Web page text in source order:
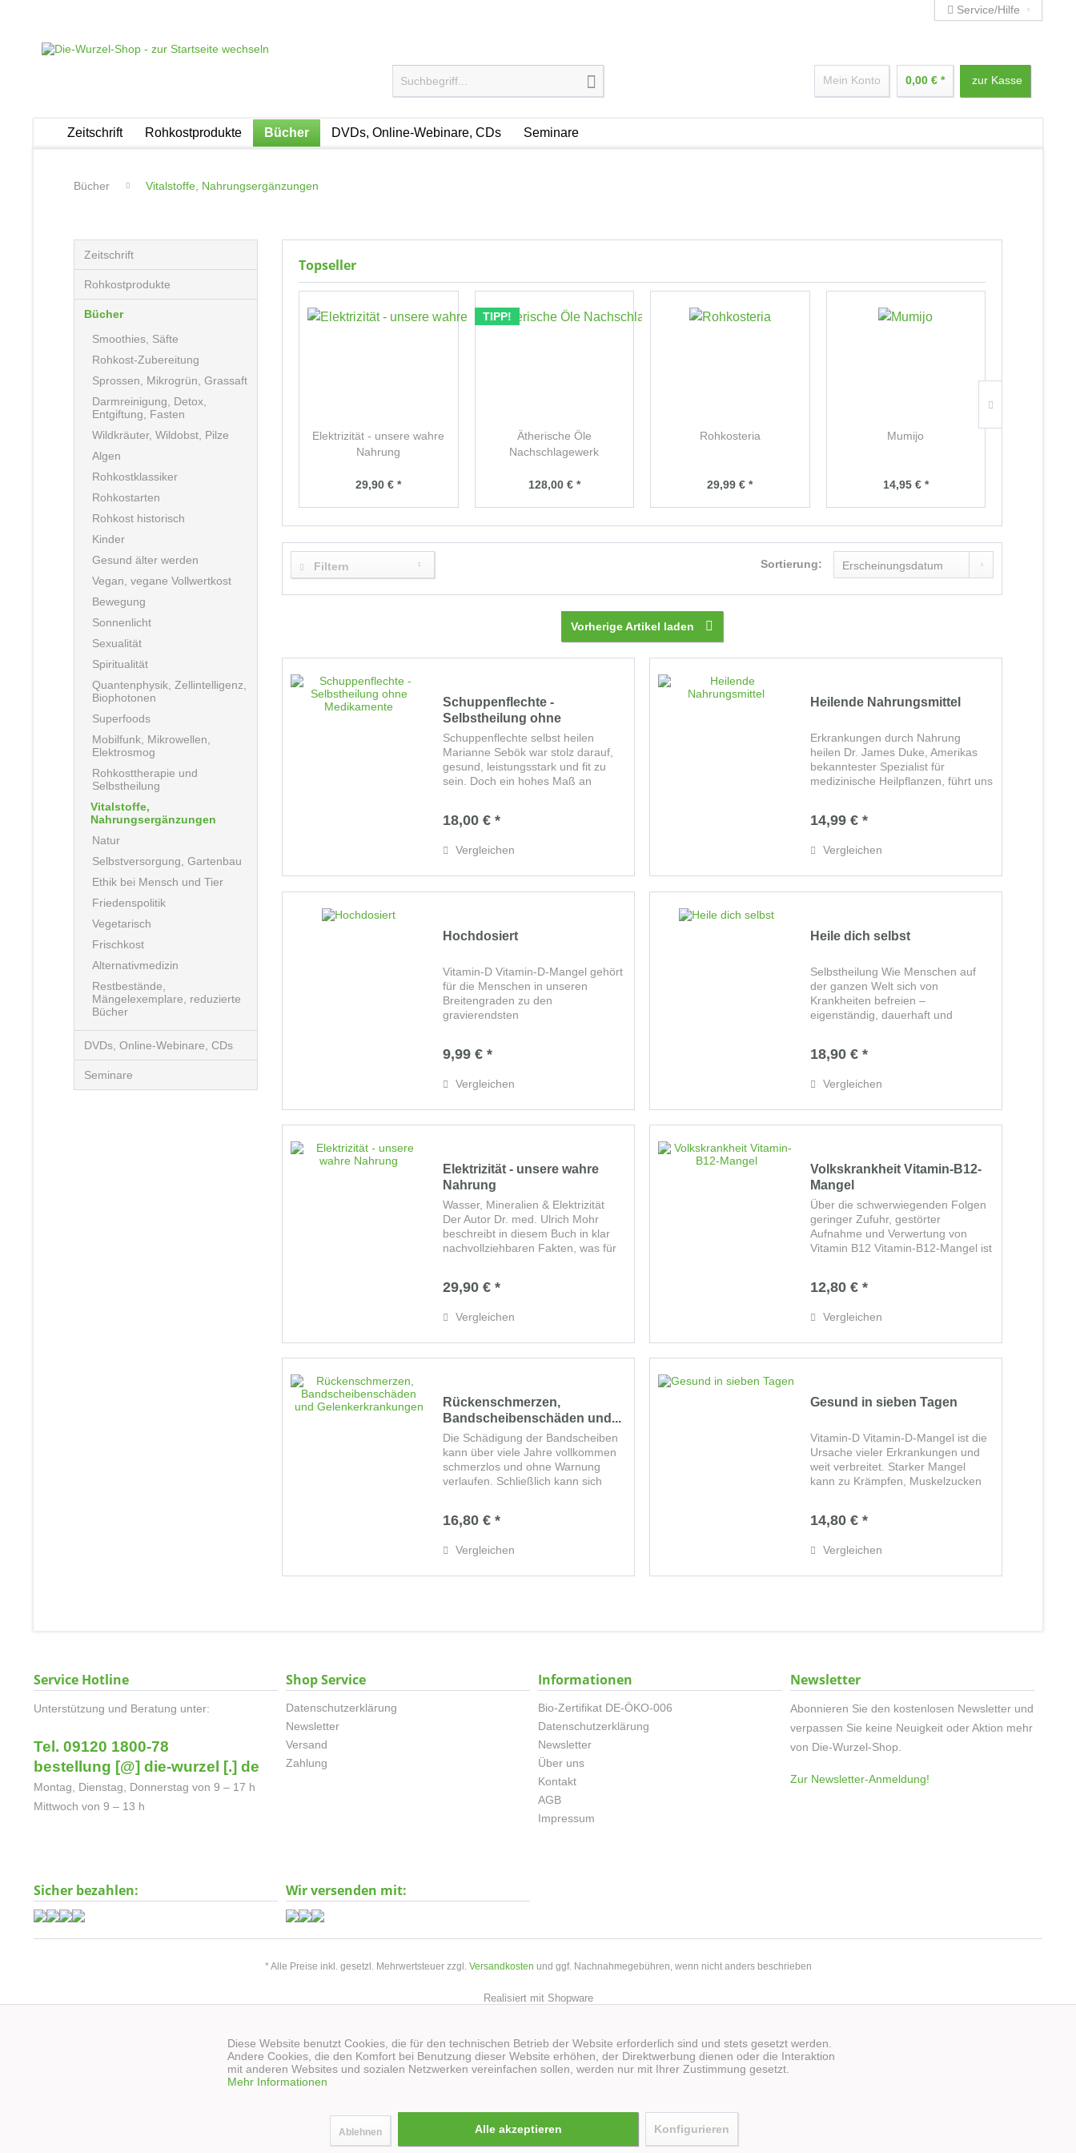
Service/Hilfe
Mein Konto 0,00 € * zur Kasse
Zeitschrift Rohkostprodukte Bücher DVDs, Online-Webinare, CDs Seminare
Bücher Vitalstoffe, Nahrungsergänzungen
Zeitschrift
Rohkostprodukte
Bücher
Smoothies, Säfte
Rohkost-Zubereitung
Sprossen, Mikrogrün, Grassaft
Darmreinigung, Detox,
Entgiftung, Fasten
Wildkräuter, Wildobst, Pilze
Algen
Rohkostklassiker
Rohkostarten
Rohkost historisch
Kinder
Gesund älter werden
Vegan, vegane Vollwertkost
Bewegung
Sonnenlicht
Sexualität
Spiritualität
Quantenphysik, Zellintelligenz,
Biophotonen
Superfoods
Mobilfunk, Mikrowellen,
Elektrosmog
Rohkosttherapie und
Selbstheilung
Vitalstoffe,
Nahrungsergänzungen
Natur
Selbstversorgung, Gartenbau
Ethik bei Mensch und Tier
Friedenspolitik
Vegetarisch
Frischkost
Alternativmedizin
Restbestände,
Mängelexemplare, reduzierte
Bücher
DVDs, Online-Webinare, CDs
Seminare
Topseller
Elektrizität - unsere wahre
Nahrung
29,90 € *
TIPP!
Ätherische Öle
Nachschlagewerk
128,00 € *
Rohkosteria
29,99 € *
Mumijo
14,95 € *
Filtern Sortierung:
Vorherige Artikel laden
Schuppenflechte -
Selbstheilung ohne
Medikamente
Schuppenflechte selbst heilen
Marianne Sebök war stolz darauf,
gesund, leistungsstark und fit zu
sein. Doch ein hohes Maß an
roten Pünktchen an den Beinen. Ihr
18,00 € *
Vergleichen
Heilende Nahrungsmittel
Erkrankungen durch Nahrung
heilen Dr. James Duke, Amerikas
bekanntester Spezialist für
medizinische Heilpflanzen, führt uns
Pflanzenwirkstoffe. In diesem
hat...
14,99 € *
Vergleichen
Hochdosiert
Vitamin-D Vitamin-D-Mangel gehört
für die Menschen in unseren
Breitengraden zu den
gravierendsten
Wintermonate sind wir
„Sonnenschein“-Hormon...
9,99 € *
Vergleichen
Heile dich selbst
Selbstheilung Wie Menschen auf
der ganzen Welt sich von
Krankheiten befreien –
eigenständig, dauerhaft und
leidenschaftlichste und
18,90 € *
Vergleichen
Elektrizität - unsere wahre
Nahrung
Wasser, Mineralien & Elektrizität
Der Autor Dr. med. Ulrich Mohr
beschreibt in diesem Buch in klar
nachvollziehbaren Fakten, was für
tatsächlich notwendig ist. Schon vor
29,90 € *
Vergleichen
Volkskrankheit Vitamin-B12-
Mangel
Über die schwerwiegenden Folgen
geringer Zufuhr, gestörter
Aufnahme und Verwertung von
Vitamin B12 Vitamin-B12-Mangel ist
Die Folgen eines langjährigen
12,80 € *
Vergleichen
Rückenschmerzen,
Bandscheibenschäden und...
Die Schädigung der Bandscheiben
kann über viele Jahre vollkommen
schmerzlos und ohne Warnung
verlaufen. Schließlich kann sich
harmlose Bewegung. Die
16,80 € *
Vergleichen
Gesund in sieben Tagen
Vitamin-D Vitamin-D-Mangel ist die
Ursache vieler Erkrankungen und
weit verbreitet. Starker Mangel
kann zu Krämpfen, Muskelzucken
Depression, zu Erschöpfung,
14,80 € *
Vergleichen
Service Hotline
Unterstützung und Beratung unter:
Tel. 09120 1800-78
bestellung [@] die-wurzel [.] de
Montag, Dienstag, Donnerstag von 9 – 17 h
Mittwoch von 9 – 13 h
Shop Service
Datenschutzerklärung
Newsletter
Versand
Zahlung
Informationen
Bio-Zertifikat DE-ÖKO-006
Datenschutzerklärung
Newsletter
Über uns
Kontakt
AGB
Impressum
Newsletter
Abonnieren Sie den kostenlosen Newsletter und
verpassen Sie keine Neuigkeit oder Aktion mehr
von Die-Wurzel-Shop.
Zur Newsletter-Anmeldung!
Sicher bezahlen: Wir versenden mit:
* Alle Preise inkl. gesetzl. Mehrwertsteuer zzgl. Versandkosten und ggf. Nachnahmegebühren, wenn nicht anders beschrieben
Realisiert mit Shopware
Diese Website benutzt Cookies, die für den technischen Betrieb der Website erforderlich sind und stets gesetzt werden.
Andere Cookies, die den Komfort bei Benutzung dieser Website erhöhen, der Direktwerbung dienen oder die Interaktion
mit anderen Websites und sozialen Netzwerken vereinfachen sollen, werden nur mit Ihrer Zustimmung gesetzt.
Mehr Informationen
Ablehnen Alle akzeptieren Konfigurieren